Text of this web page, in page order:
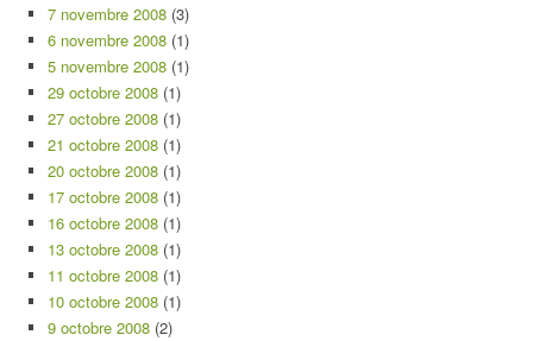
7 novembre 2008 (3)
6 novembre 2008 (1)
5 novembre 2008 (1)
29 octobre 2008 (1)
27 octobre 2008 (1)
21 octobre 2008 (1)
20 octobre 2008 (1)
17 octobre 2008 (1)
16 octobre 2008 (1)
13 octobre 2008 (1)
11 octobre 2008 (1)
10 octobre 2008 (1)
9 octobre 2008 (2)